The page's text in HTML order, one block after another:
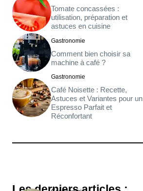
Tomate concassées :
utilisation, préparation et
astuces en cuisine
Gastronomie
Comment bien choisir sa
machine à café ?
Gastronomie
Café Noisette : Recette,
Astuces et Variantes pour un
Espresso Parfait et
Réconfortant